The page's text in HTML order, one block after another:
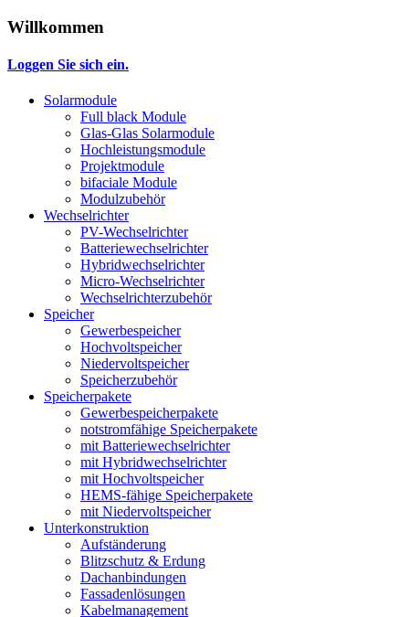
Willkommen
Loggen Sie sich ein.
Solarmodule
Full black Module
Glas-Glas Solarmodule
Hochleistungsmodule
Projektmodule
bifaciale Module
Modulzubehör
Wechselrichter
PV-Wechselrichter
Batteriewechselrichter
Hybridwechselrichter
Micro-Wechselrichter
Wechselrichterzubehör
Speicher
Gewerbespeicher
Hochvoltspeicher
Niedervoltspeicher
Speicherzubehör
Speicherpakete
Gewerbespeicherpakete
notstromfähige Speicherpakete
mit Batteriewechselrichter
mit Hybridwechselrichter
mit Hochvoltspeicher
HEMS-fähige Speicherpakete
mit Niedervoltspeicher
Unterkonstruktion
Aufständerung
Blitzschutz & Erdung
Dachanbindungen
Fassadenlösungen
Kabelmanagement